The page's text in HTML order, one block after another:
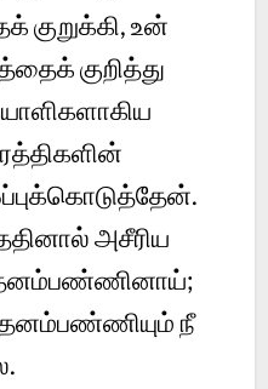
குறுக்கி, உன்
குறித்து
அசீரிய
நீ